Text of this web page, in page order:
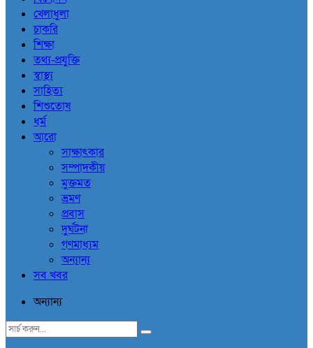
খেলাধুলা
চাকরি
শিক্ষা
তথ্য-প্রযুক্তি
স্বাস্থ্য
সাহিত্য
শিশুতোষ
ধর্ম
আরো
সাক্ষাৎকার
সম্পাদকীয়
মুক্তমত
ভ্রমণ
প্রবাস
দুর্ঘটনা
গণমাধ্যম
অন্যান্য
সব খবর
অন্যান্য